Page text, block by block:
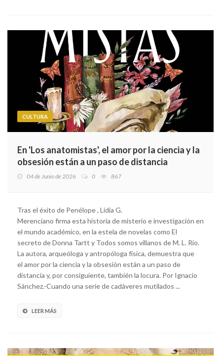
CULTURA
En 'Los anatomistas', el amor por la ciencia y la
obsesión están a un paso de distancia
04 de Junio de 2026 0 867
Tras el éxito de Penélope , Lidia G.
Merenciano firma esta historia de misterio e investigación en
el mundo académico, en la estela de novelas como El
secreto de Donna Tartt y Todos somos villanos de M. L. Rio.
La autora, arqueóloga y antropóloga física, demuestra que
el amor por la ciencia y la obsesión están a un paso de
distancia y, por consiguiente, también la locura. Por Ignacio
Sánchez.-Cuando una serie de cadáveres mutilados ...
LEER MÁS